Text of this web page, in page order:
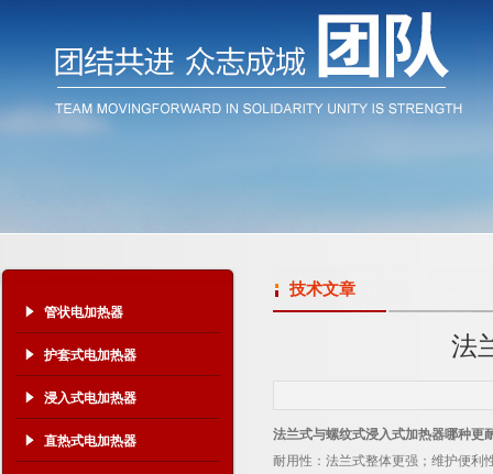
管状电加热器
护套式电加热器
浸入式电加热器
直热式电加热器
技术文章
法
法兰式与螺纹式浸入式加热器哪种更
耐用性：法兰式整体更强；维护便利